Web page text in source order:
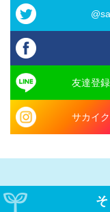
友達登
サカイ